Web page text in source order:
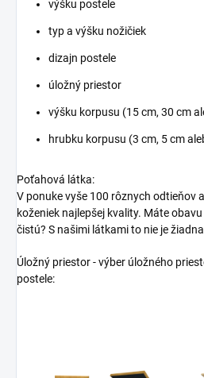
výšku postele
typ a výšku nožičiek
dizajn postele
úložný priestor
výšku korpusu (15 cm, 30 cm
hrubku korpusu (3 cm, 5 cm
Poťahová látka:
V ponuke vyše 100 rôznych odtieňov
koženiek najlepšej kvality. Máte
čistú? S našimi látkami to nie je
Úložný priestor - výber úložného
postele: